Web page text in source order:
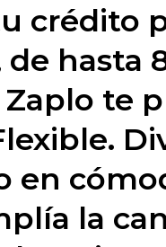
crédito
hasta
te
en
la